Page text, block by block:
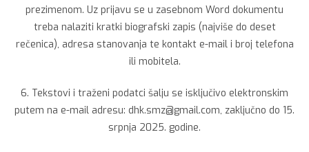
prezimenom. Uz prijavu se u zasebnom Word dokumentu
treba nalaziti kratki biografski zapis (najviše do deset
rečenica), adresa stanovanja te kontakt e-mail i broj telefona
ili mobitela.
6. Tekstovi i traženi podatci šalju se isključivo elektronskim
putem na e-mail adresu: dhk.smz@gmail.com, zaključno do 15.
srpnja 2025. godine.